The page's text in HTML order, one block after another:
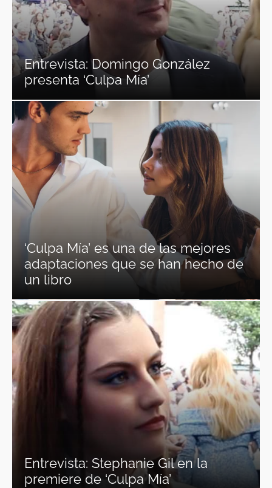
Entrevista: Domingo González
presenta ‘Culpa Mía’
‘Culpa Mía’ es una de las mejores
adaptaciones que se han hecho de
un libro
Entrevista: Stephanie Gil en la
premiere de ‘Culpa Mía’